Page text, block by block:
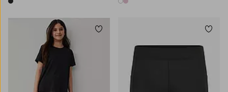
1 farve 2 farver
Tilføj til favoritter
134/140 146/152 158/164 XL